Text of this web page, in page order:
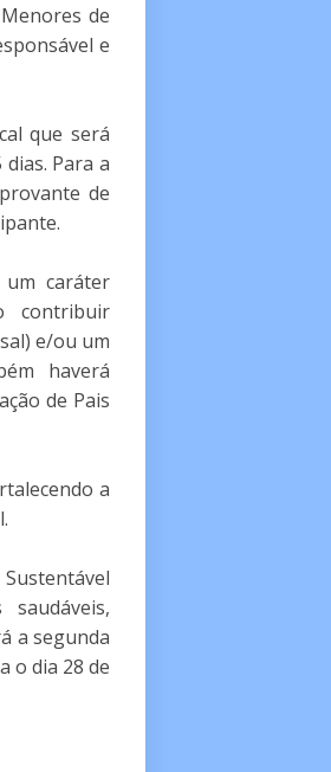
de
e
que será
Para a
de
caráter
contribuir
e/ou um
haverá
de Pais
a
a segunda
o dia 28 de